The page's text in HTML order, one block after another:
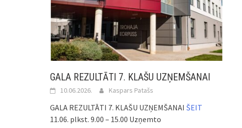
GALA REZULTĀTI 7. KLAŠU UZŅEMŠANAI
10.06.2026. Kaspars Patašs
GALA REZULTĀTI 7. KLAŠU UZŅEMŠANAI ŠEIT
11.06. plkst. 9.00 – 15.00 Uzņemto